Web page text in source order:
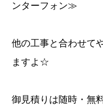
ンターフォン≫
他の工事と合わせて
ますよ☆
御見積りは随時・無